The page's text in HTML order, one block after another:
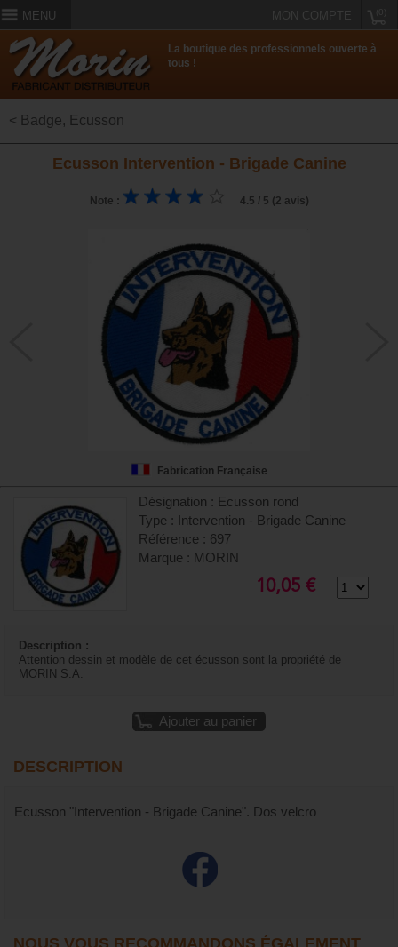
MENU MON COMPTE
La boutique des professionnels ouverte à
tous !
< Badge, Ecusson
Ecusson Intervention - Brigade Canine
Note : 4.5 / 5 (2 avis)
Fabrication Française
Désignation : Ecusson rond
Type : Intervention - Brigade Canine
Référence : 697
Marque : MORIN
10,05 €
Description :
Attention dessin et modèle de cet écusson sont la propriété de
MORIN S.A.
Ajouter au panier
DESCRIPTION
Ecusson "Intervention - Brigade Canine". Dos velcro
NOUS VOUS RECOMMANDONS ÉGALEMENT